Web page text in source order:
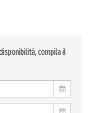
compila il